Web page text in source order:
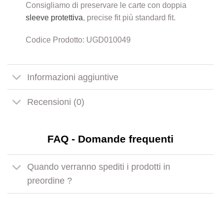
Consigliamo di preservare le carte con doppia
sleeve protettiva, precise fit più standard fit.
Codice Prodotto: UGD010049
Informazioni aggiuntive
Recensioni (0)
FAQ - Domande frequenti
Quando verranno spediti i prodotti in
preordine ?